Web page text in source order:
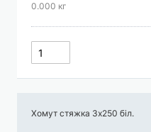
0.000 кг
Хомут стяжка 3х250 біл.